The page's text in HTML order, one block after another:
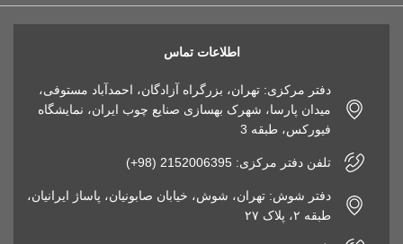
اطلاعات تماس
دفتر مرکزی: تهران، بزرگراه آزادگان، احمدآباد مستوفی،
میدان پارسا، شهرک بهسازی صنایع چوب ایران، نمایشگاه
فیورکس، طبقه 3
تلفن دفتر مرکزی: 2152006395 (98+)
دفتر شوش: تهران، شوش، خیابان صابونیان، پاساژ ایرانیان،
طبقه ۲، پلاک ۲۷